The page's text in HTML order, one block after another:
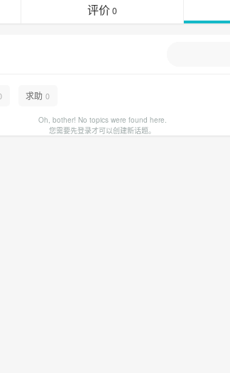
评价0
求助 0
Oh, bother! No topics were found here.
您需要先登录才可以创建新话题。